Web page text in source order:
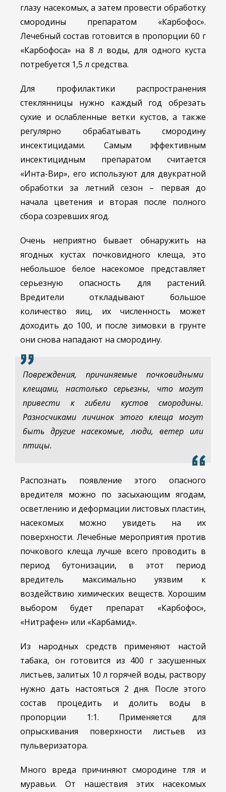
глазу насекомых, а затем провести обработку
смородины препаратом «Карбофос».
Лечебный состав готовится в пропорции 60 г
«Карбофоса» на 8 л воды, для одного куста
потребуется 1,5 л средства.
Для профилактики распространения
стеклянницы нужно каждый год обрезать
сухие и ослабленные ветки кустов, а также
регулярно обрабатывать смородину
инсектицидами. Самым эффективным
инсектицидным препаратом считается
«Инта-Вир», его используют для двукратной
обработки за летний сезон – первая до
начала цветения и вторая после полного
сбора созревших ягод.
Очень неприятно бывает обнаружить на
ягодных кустах почковидного клеща, это
небольшое белое насекомое представляет
серьезную опасность для растений.
Вредители откладывают большое
количество яиц, их численность может
доходить до 100, и после зимовки в грунте
они снова нападают на смородину.
Повреждения, причиняемые почковидными
клещами, настолько серьезны, что могут
привести к гибели кустов смородины.
Разносчиками личинок этого клеща могут
быть другие насекомые, люди, ветер или
птицы.
Распознать появление этого опасного
вредителя можно по засыхающим ягодам,
осветлению и деформации листовых пластин,
насекомых можно увидеть на их
поверхности. Лечебные мероприятия против
почкового клеща лучше всего проводить в
период бутонизации, в этот период
вредитель максимально уязвим к
воздействию химических веществ. Хорошим
выбором будет препарат «Карбофос»,
«Нитрафен» или «Карбамид».
Из народных средств применяют настой
табака, он готовится из 400 г засушенных
листьев, залитых 10 л горячей воды, раствору
нужно дать настояться 2 дня. После этого
состав процедить и долить воды в
пропорции 1:1. Применяется для
опрыскивания поверхности листьев из
пульверизатора.
Много вреда причиняют смородине тля и
муравьи. От нашествия этих насекомых